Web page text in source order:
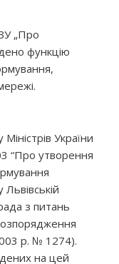
„Про
функцію
України
“Про утворення
Львівській
з питань
р. № 1274).
на цей